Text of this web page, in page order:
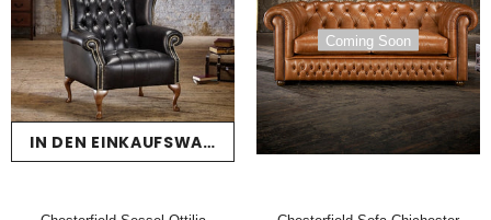
IN DEN EINKAUFSWAGEN LEGEN
Coming Soon